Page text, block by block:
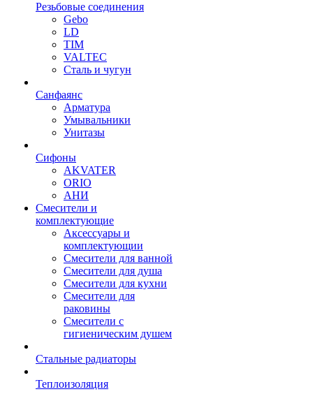
Резьбовые соединения
Gebo
LD
TIM
VALTEC
Сталь и чугун
Санфаянс
Арматура
Умывальники
Унитазы
Сифоны
AKVATER
ORIO
АНИ
Смесители и
комплектующие
Аксессуары и
комплектующии
Смесители для ванной
Смесители для душа
Смесители для кухни
Смесители для
раковины
Смесители с
гигиеническим душем
Стальные радиаторы
Теплоизоляция